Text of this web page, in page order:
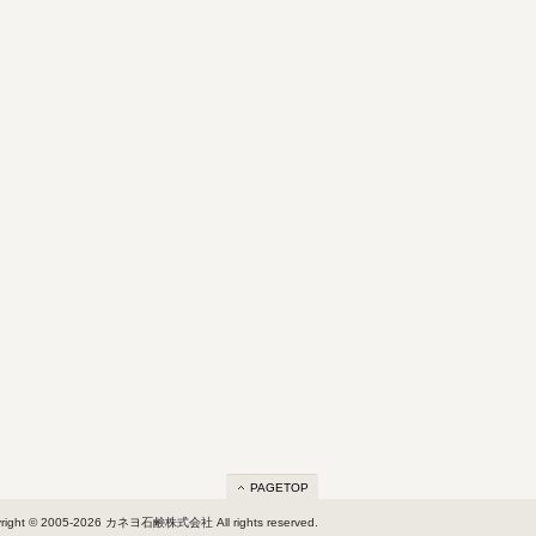
PAGETOP
© 2005-2026 カネヨ石鹸株式会社 All rights reserved.